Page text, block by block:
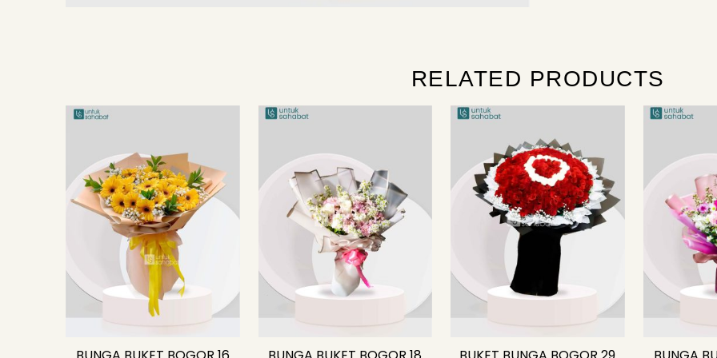
RELATED PRODUCTS